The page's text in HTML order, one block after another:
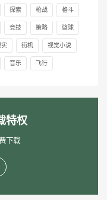
探索 枪战 格斗
竞技 策略 篮球
实 街机 视觉小说
音乐 飞行
特权
下载